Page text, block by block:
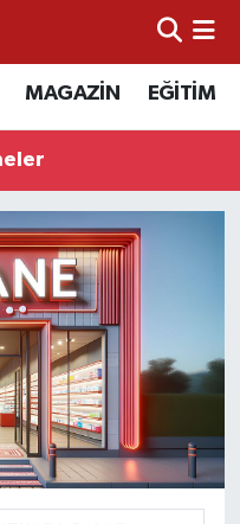
MAGAZİN EĞİTİM
Fikstür